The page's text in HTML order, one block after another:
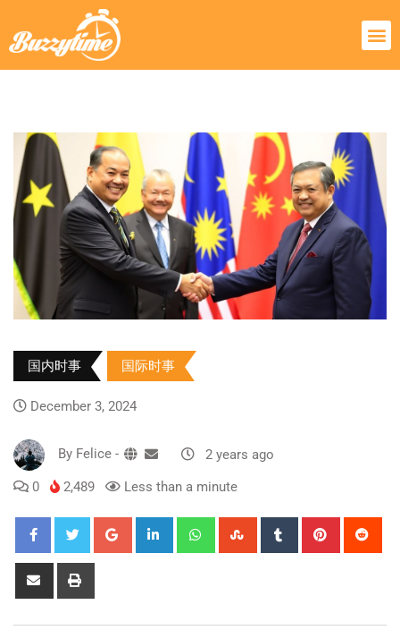
国内时事 国际时事
December 3, 2024
By Felice - 2 years ago
0 2,489 Less than a minute